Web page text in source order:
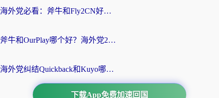
海外党必看：斧牛和Fly2CN好用吗？3招教你选对回国加速器（附免费试用攻略）
斧牛和OurPlay哪个好？海外党2026亲测：选对加速器，国内资源秒加载
海外党纠结Quickback和Kuyo哪个好？选对回国加速器才能无缝刷国内资源
下载App免费加速回国